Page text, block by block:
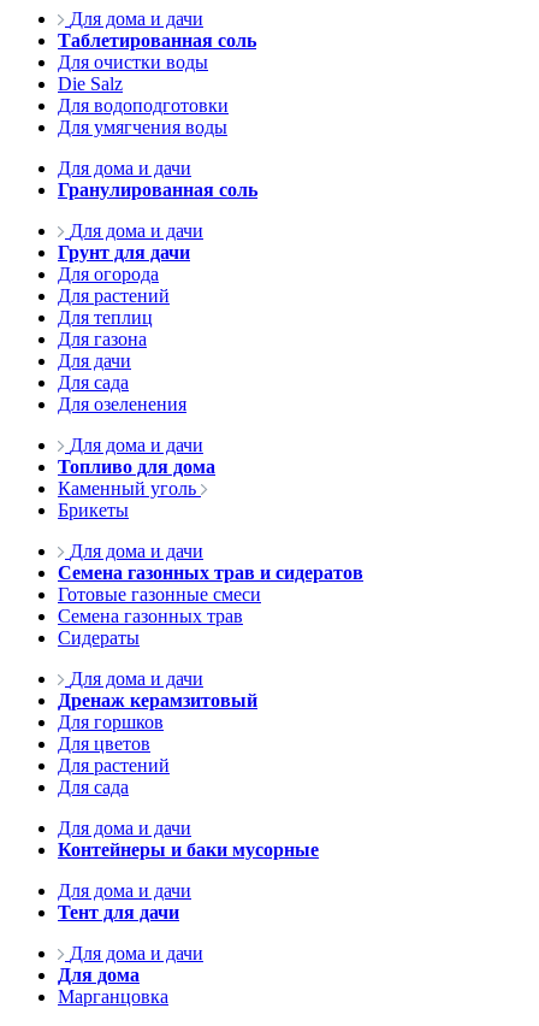
Для дома и дачи
Таблетированная соль
Для очистки воды
Die Salz
Для водоподготовки
Для умягчения воды
Для дома и дачи
Гранулированная соль
Для дома и дачи
Грунт для дачи
Для огорода
Для растений
Для теплиц
Для газона
Для дачи
Для сада
Для озеленения
Для дома и дачи
Топливо для дома
Каменный уголь
Брикеты
Для дома и дачи
Семена газонных трав и сидератов
Готовые газонные смеси
Семена газонных трав
Сидераты
Для дома и дачи
Дренаж керамзитовый
Для горшков
Для цветов
Для растений
Для сада
Для дома и дачи
Контейнеры и баки мусорные
Для дома и дачи
Тент для дачи
Для дома и дачи
Для дома
Марганцовка